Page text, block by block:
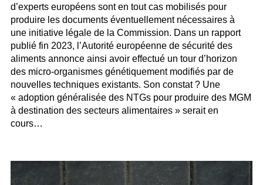
d’experts européens sont en tout cas mobilisés pour
produire les documents éventuellement nécessaires à
une initiative légale de la Commission. Dans un rapport
publié fin 2023, l’Autorité européenne de sécurité des
aliments annonce ainsi avoir effectué un tour d’horizon
des micro-organismes génétiquement modifiés par de
nouvelles techniques existants. Son constat ? Une
« adoption généralisée des NTGs pour produire des MGM
à destination des secteurs alimentaires » serait en
cours…